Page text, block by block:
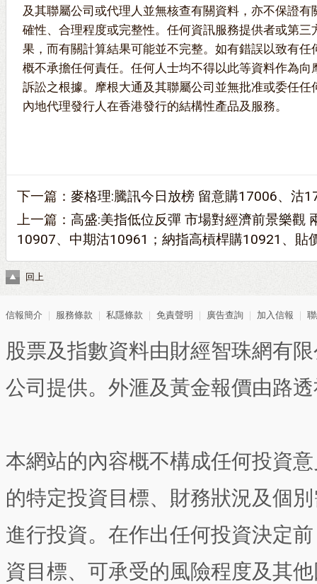
及其聯屬公司或代理人並無核查有關資料，亦不保證有
確性、合理程度或完整性。任何資訊服務提供者或第三
果，而有關計算結果可能並不完整。如有錯誤以致有任
概不承擔任何責任。任何人士均不得以此等資料作為向
訴訟之根據。摩根大通及其聯屬公司並無批准或委任任
內地代理發行人在香港發行的結構性產品及服務。
下一篇： 麥格理:騰訊今日放榜 留意購17006、沽
上一篇： 高盛:美指低位反彈 市場對經濟前景樂觀
10907、中期沽10961；納指高槓桿購10921、貼
回上
信報簡介 服務條款 私隱條款 免責聲明 廣告查詢 加入信報
股票及指數資料由財經智珠網有
公司提供。外滙及黃金報價由路
本網站的內容概不構成任何投資
的特定投資目標、財務狀況及個
進行投資。在作出任何投資決定
資目標、可承受的風險程度及其